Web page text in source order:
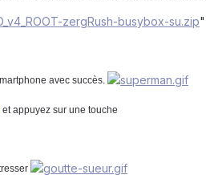
zergRush-busybox-su.zip
avec succès.
et appuyez sur une touche